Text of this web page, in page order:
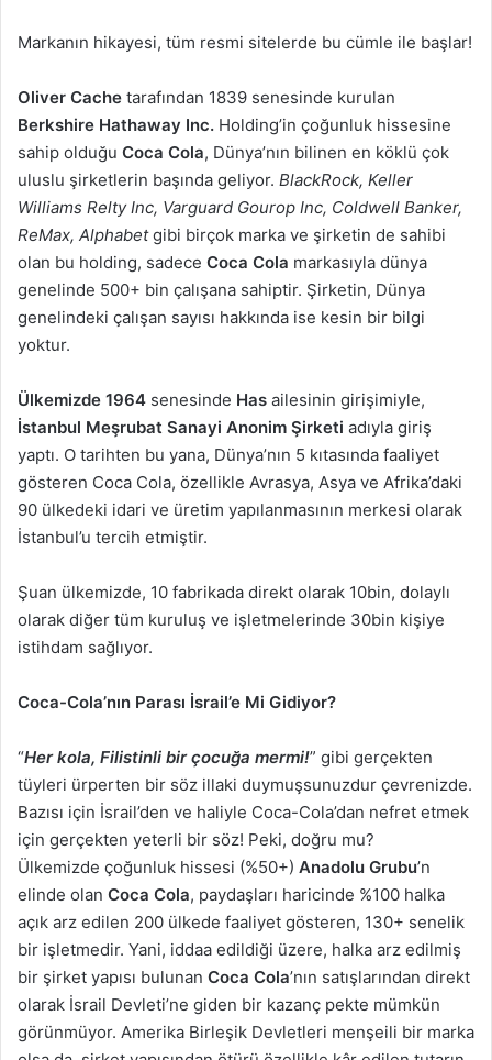
Markanın hikayesi, tüm resmi sitelerde bu cümle ile başlar!
Oliver Cache tarafından 1839 senesinde kurulan
Berkshire Hathaway Inc. Holding’in çoğunluk hissesine
sahip olduğu Coca Cola, Dünya’nın bilinen en köklü çok
uluslu şirketlerin başında geliyor. BlackRock, Keller
Williams Relty Inc, Varguard Gourop Inc, Coldwell Banker,
ReMax, Alphabetgibi birçok marka ve şirketin de sahibi
olan bu holding, sadece Coca Cola markasıyla dünya
genelinde 500+ bin çalışana sahiptir. Şirketin, Dünya
genelindeki çalışan sayısı hakkında ise kesin bir bilgi
yoktur.
Ülkemizde 1964 senesinde Has ailesinin girişimiyle,
İstanbul Meşrubat Sanayi Anonim Şirketi adıyla giriş
yaptı. O tarihten bu yana, Dünya’nın 5 kıtasında faaliyet
gösteren Coca Cola, özellikle Avrasya, Asya ve Afrika’daki
90 ülkedeki idari ve üretim yapılanmasının merkesi olarak
İstanbul’u tercih etmiştir.
Şuan ülkemizde, 10 fabrikada direkt olarak 10bin, dolaylı
olarak diğer tüm kuruluş ve işletmelerinde 30bin kişiye
istihdam sağlıyor.
Coca-Cola’nın Parası İsrail’e Mi Gidiyor?
“Her kola, Filistinli bir çocuğa mermi!” gibi gerçekten
tüyleri ürperten bir söz illaki duymuşsunuzdur çevrenizde.
Bazısı için İsrail’den ve haliyle Coca-Cola’dan nefret etmek
için gerçekten yeterli bir söz! Peki, doğru mu?
Ülkemizde çoğunluk hissesi (%50+) Anadolu Grubu’n
elinde olan Coca Cola, paydaşları haricinde %100 halka
açık arz edilen 200 ülkede faaliyet gösteren, 130+ senelik
bir işletmedir. Yani, iddaa edildiği üzere, halka arz edilmiş
bir şirket yapısı bulunan Coca Cola’nın satışlarından direkt
olarak İsrail Devleti’ne giden bir kazanç pekte mümkün
görünmüyor. Amerika Birleşik Devletleri menşeili bir marka